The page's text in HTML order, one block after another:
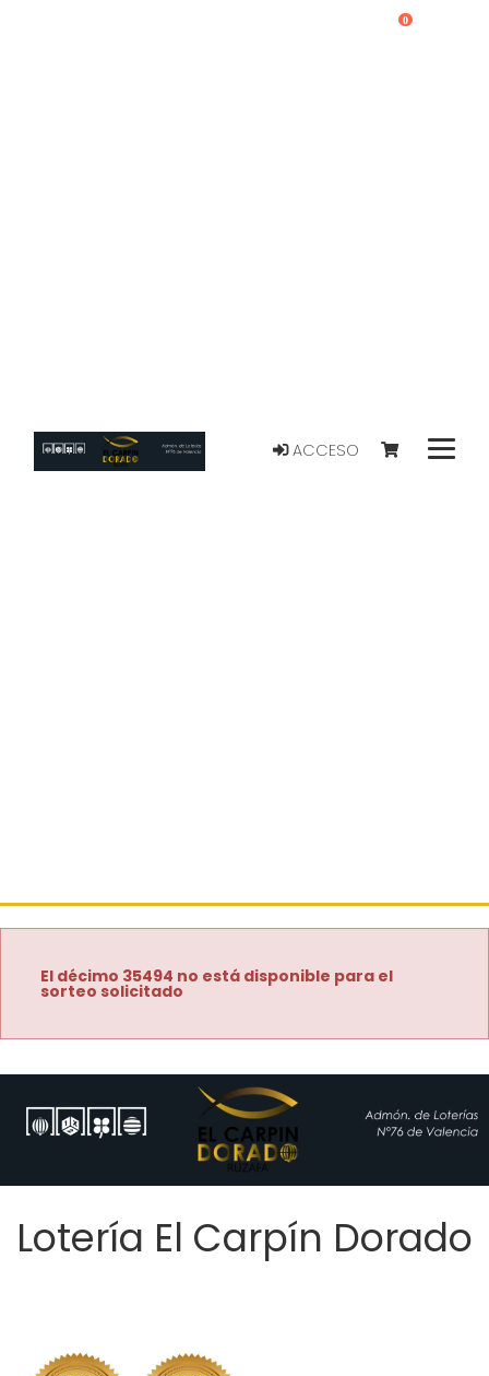
ACCESO
0
El décimo 35494 no está disponible para el
sorteo solicitado
Lotería El Carpín Dorado